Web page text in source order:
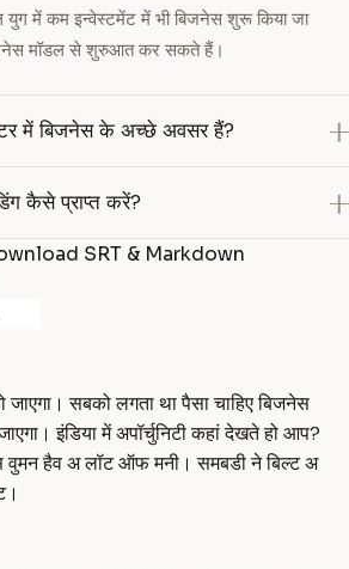
में कम इन्वेस्टमेंट में भी बिजनेस शुरू किया जा
मॉडल से शुरुआत कर सकते हैं।
में बिजनेस के अच्छे अवसर हैं?
कैसे प्राप्त करें?
SRT & Markdown
जाएगा। सबको लगता था पैसा चाहिए बिजनेस
इंडिया में अपॉर्चुनिटी कहां देखते हो आप?
वुमन हैव अ लॉट ऑफ मनी। समबडी ने बिल्ट अ